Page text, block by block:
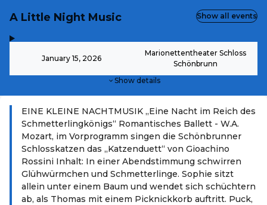
A Little Night Music
January 15, 2026
Marionettentheater Schloss
Schönbrunn
Show details
Show all events
EINE KLEINE NACHTMUSIK „Eine Nacht im Reich des
Schmetterlingkönigs“ Romantisches Ballett - W.A.
Mozart, im Vorprogramm singen die Schönbrunner
Schlosskatzen das „Katzenduett“ von Gioachino
Rossini Inhalt: In einer Abendstimmung schwirren
Glühwürmchen und Schmetterlinge. Sophie sitzt
allein unter einem Baum und wendet sich schüchtern
ab, als Thomas mit einem Picknickkorb auftritt. Puck,